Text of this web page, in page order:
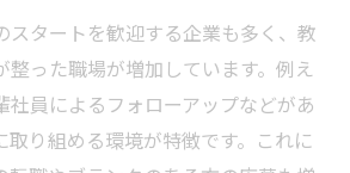
選ぶ正社員 急募のおすすめ理由
市の正社員 急募求人で注目の待
に繋がる即日就業情報
スタートを歓迎する企業も多く、教
整った職場が増加しています。例え
社員によるフォローアップなどがあ
取り組める環境が特徴です。これに